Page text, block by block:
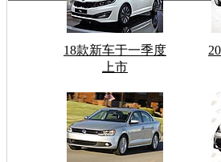
18款新车于一季度
上市